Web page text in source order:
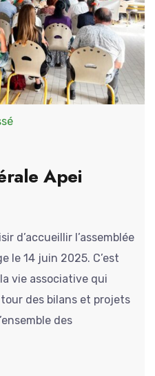
Apei
d’accueillir l’assemblée
le 14 juin 2025. C’est
vie associative qui
des bilans et projets
des